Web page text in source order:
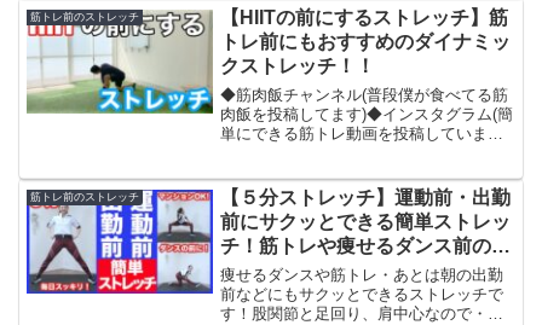
ーナーLACEY?【オリジナル宅トレブラ
ンドMARIN...
筋トレ前のストレッチ
【HIITの前にするストレッチ】筋
トレ前にもおすすめのダイナミッ
クストレッチ！！
◆筋肉飯チャンネル(普段僕が食べてる筋
肉飯を投稿してます)◆インスタグラム(簡
単にできる筋トレ動画を投稿していま
僕が愛用してる、ヨーロッパで大人気の
『プロテインワ...
筋トレ前のストレッチ
【５分ストレッチ】運動前・出勤
前にサクッとできる簡単ストレッ
チ！筋トレや痩せるダンス前の準
備運動にも【ダイエット】家で一
緒にやってみよう
痩せるダンスや筋トレ・あとは朝の出勤
前などにもサクッとできるストレッチで
す！股関節と足回り、肩中心なので・む